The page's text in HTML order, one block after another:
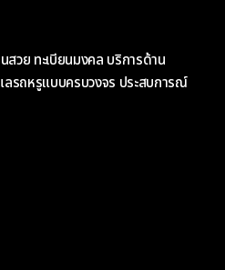
สวย ทะเบียนมงคล บริการด้าน
รถหรูแบบครบวงจร ประสบการณ์